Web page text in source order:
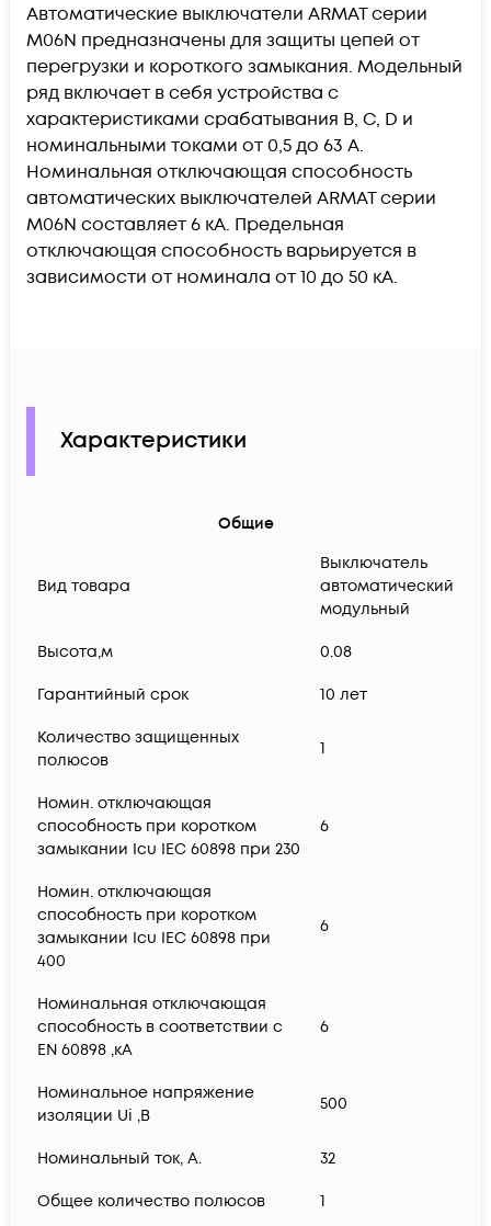
Автоматические выключатели ARMAT серии
M06N предназначены для защиты цепей от
перегрузки и короткого замыкания. Модельный
ряд включает в себя устройства с
характеристиками срабатывания B, C, D и
номинальными токами от 0,5 до 63 А.
Номинальная отключающая способность
автоматических выключателей ARMAT серии
M06N составляет 6 кА. Предельная
отключающая способность варьируется в
зависимости от номинала от 10 до 50 кА.
Характеристики
Общие
Вид товара
Выключатель
автоматический
модульный
Высота,м 0.08
Гарантийный срок 10 лет
Количество защищенных
полюсов
1
Номин. отключающая
способность при коротком
замыкании Icu IEC 60898 при 230
6
Номин. отключающая
способность при коротком
замыкании Icu IEC 60898 при
400
6
Номинальная отключающая
способность в соответствии с
EN 60898 ,кА
6
Номинальное напряжение
изоляции Ui ,В
500
Номинальный ток, А. 32
Общее количество полюсов 1